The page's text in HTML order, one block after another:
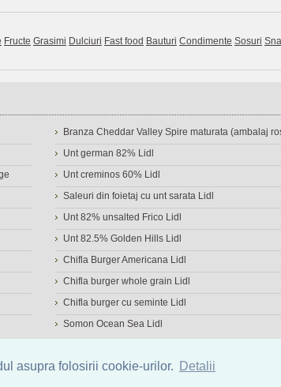
asupra folosirii cookie-urilor. Detalii
Fructe Grasimi Dulciuri Fast food Bauturi Condimente Sosuri
Branza Cheddar Valley Spire maturata (ambalaj
Unt german 82% Lidl
Unt creminos 60% Lidl
Saleuri din foietaj cu unt sarata Lidl
Unt 82% unsalted Frico Lidl
Unt 82.5% Golden Hills Lidl
Chifla Burger Americana Lidl
Chifla burger whole grain Lidl
Chifla burger cu seminte Lidl
Somon Ocean Sea Lidl
calorii| Calorii consumate|IMC